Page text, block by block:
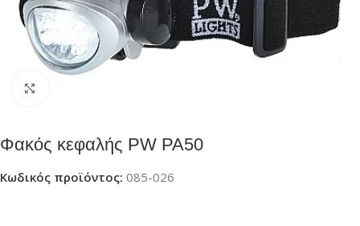
Φακός κεφαλής PW PA50
Κωδικός προϊόντος: 085-026